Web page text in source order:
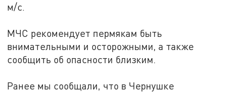
м/с.
МЧС рекомендует пермякам быть
внимательными и осторожными, а также
сообщить об опасности близким.
Ранее мы сообщали, что в Чернушке